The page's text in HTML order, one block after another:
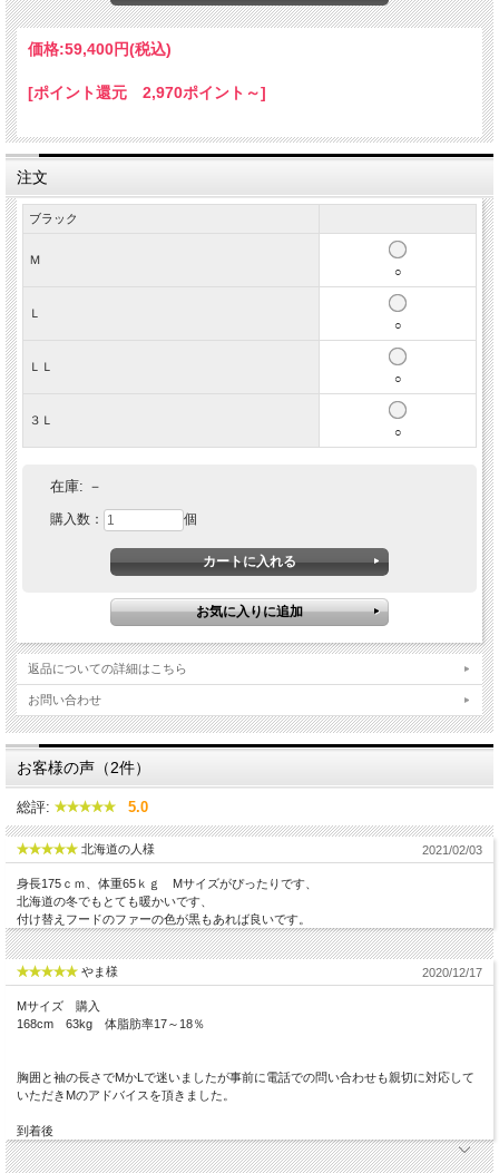
なくてはならないもの。ラムレザーの素材感が漂うフロ
ントスタイル。ファスナーをを一番上まで閉めてもぴっ
たり収まる衿は計算し尽されたパターンから出来上が
る。防寒もバッチリのレザーダウンジャケット。
【現在、ジップスライダーの形状がアップデート、ハル
フオリジナルのスライダーが装備されています。スライ
ダー形状は下方にあるモデル着用写真を参照くださ
い。】
価格:59,400円(税込)
[ポイント還元 2,970ポイント～]
注文
ブラック
Ｍ
○
Ｌ
○
ＬＬ
○
３Ｌ
○
在庫: －
購入数： 個
返品についての詳細はこちら
お問い合わせ
お客様の声（2件）
総評: 5.0
北海道の人様 2021/02/03
身長175ｃｍ、体重65ｋｇ Mサイズがぴったりです、
北海道の冬でもとても暖かいです、
付け替えフードのファーの色が黒もあれば良いです。
やま様 2020/12/17
Mサイズ 購入
168cm 63kg 体脂肪率17～18％
胸囲と袖の長さでMかLで迷いましたが事前に電話での問い合わせも親切に対応して
いただきMのアドバイスを頂きました。
到着後